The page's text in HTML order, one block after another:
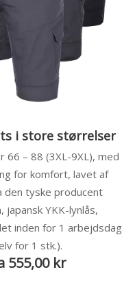
i store størrelser
66 – 88 (3XL-9XL), med
for komfort, lavet af
den tyske producent
japansk YKK-lynlås,
inden for 1 arbejdsdag
for 1 stk.).
555,00 kr